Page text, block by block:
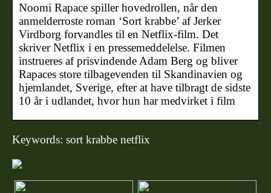
Noomi Rapace spiller hovedrollen, når den
anmelderroste roman ‘Sort krabbe’ af Jerker
Virdborg forvandles til en Netflix-film. Det
skriver Netflix i en pressemeddelelse. Filmen
instrueres af prisvindende Adam Berg og bliver
Rapaces store tilbagevenden til Skandinavien og
hjemlandet, Sverige, efter at have tilbragt de sidste
10 år i udlandet, hvor hun har medvirket i film
Keywords: sort krabbe netflix